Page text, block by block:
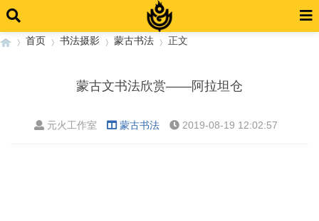
首页 书法摄影 蒙古书法 正文
蒙古文书法欣赏——阿拉坦仓
元火工作室 蒙古书法 2019-08-19 12:02:57